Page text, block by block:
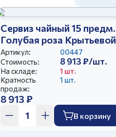
Сервиз чайный 15 предм.
Голубая роза Крытьевой
Артикул:
00447
Стоимость:
8 913 ₽/шт.
На складе:
1 шт.
Кратность
продаж:
1 шт.
8 913 ₽
В корзину